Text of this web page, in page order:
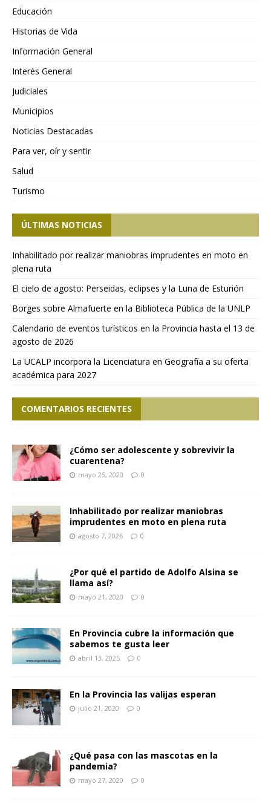
Educación
Historias de Vida
Información General
Interés General
Judiciales
Municipios
Noticias Destacadas
Para ver, oír y sentir
Salud
Turismo
ÚLTIMAS NOTICIAS
Inhabilitado por realizar maniobras imprudentes en moto en
plena ruta
El cielo de agosto: Perseidas, eclipses y la Luna de Esturión
Borges sobre Almafuerte en la Biblioteca Pública de la UNLP
Calendario de eventos turísticos en la Provincia hasta el 13 de
agosto de 2026
La UCALP incorpora la Licenciatura en Geografía a su oferta
académica para 2027
COMENTARIOS RECIENTES
¿Cómo ser adolescente y sobrevivir la
cuarentena?
mayo 25, 2020 0
Inhabilitado por realizar maniobras
imprudentes en moto en plena ruta
agosto 7, 2026 0
¿Por qué el partido de Adolfo Alsina se
llama así?
mayo 21, 2020 0
En Provincia cubre la información que
sabemos te gusta leer
abril 13, 2025 0
En la Provincia las valijas esperan
julio 21, 2020 0
¿Qué pasa con las mascotas en la
pandemia?
mayo 27, 2020 0